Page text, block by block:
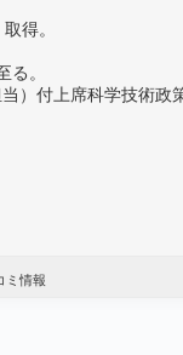
得。
。
）付上席科学技術政
ミ情報